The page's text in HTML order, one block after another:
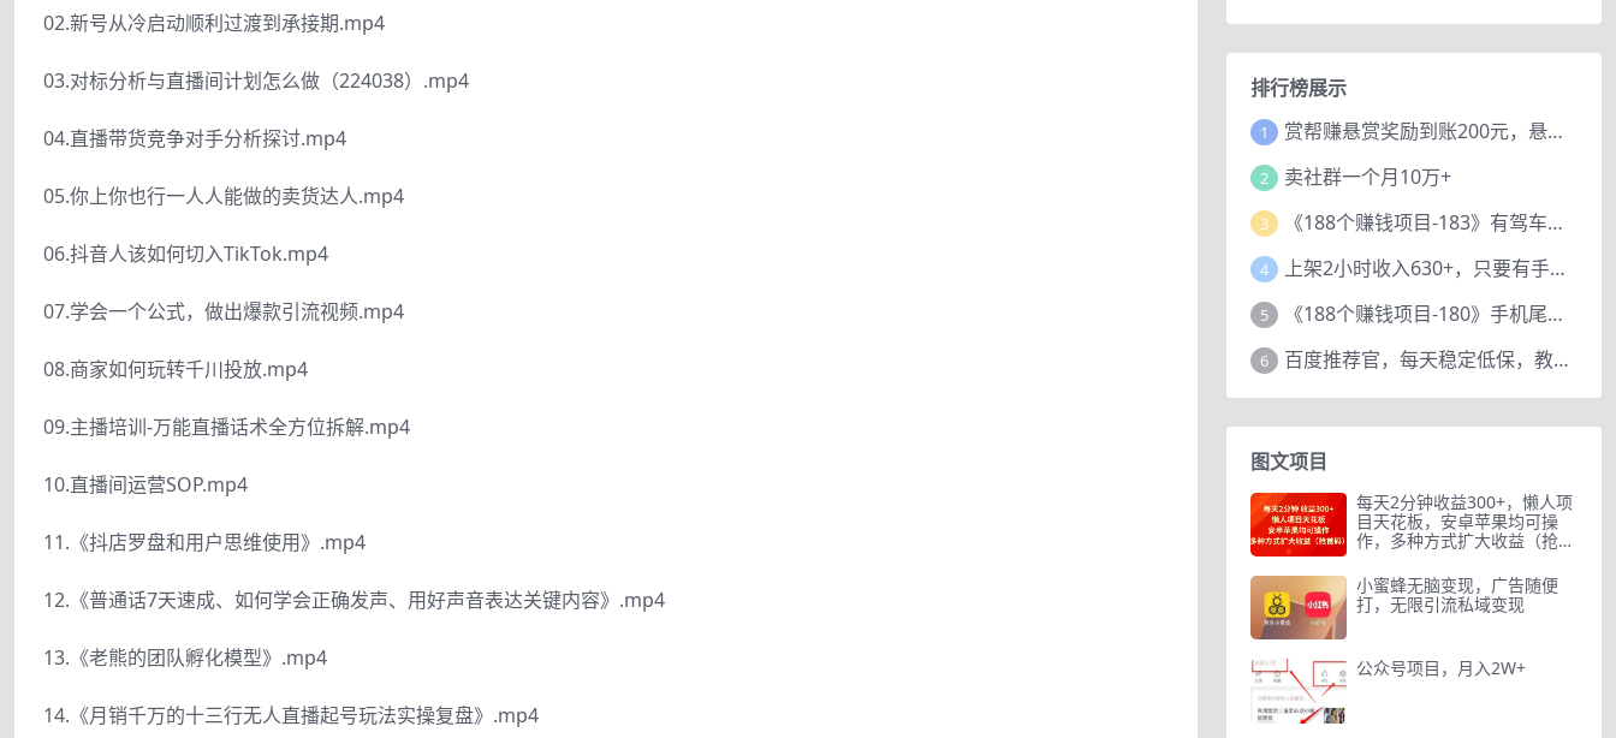
02.新号从冷启动顺利过渡到承接期.mp4
03.对标分析与直播间计划怎么做（224038）.mp4
04.直播带货竞争对手分析探讨.mp4
05.你上你也行一人人能做的卖货达人.mp4
06.抖音人该如何切入TikTok.mp4
07.学会一个公式，做出爆款引流视频.mp4
08.商家如何玩转千川投放.mp4
09.主播培训-万能直播话术全方位拆解.mp4
10.直播间运营SOP.mp4
11.《抖店罗盘和用户思维使用》.mp4
12.《普通话7天速成、如何学会正确发声、用好声音表达关键内容》.mp4
13.《老熊的团队孵化模型》.mp4
14.《月销千万的十三行无人直播起号玩法实操复盘》.mp4
排行榜展示
1 赏帮赚悬赏奖励到账200元，悬赏任务多劳多得，人人可做。
2 卖社群一个月10万+
3 《188个赚钱项目-183》有驾车评项目，动动小手，复制粘贴赚44元！
4 上架2小时收入630+，只要有手就能做的AI搞钱项目，奶奶看完都能学会!
5 《188个赚钱项目-180》手机尾号测试评分项目，短视频直播日赚200+
6 百度推荐官，每天稳定低保，教程赠上
图文项目
每天2分钟收益300+，懒人项
目天花板，安卓苹果均可操
作，多种方式扩大收益（抢首
小蜜蜂无脑变现，广告随便
打，无限引流私域变现
公众号项目，月入2W+